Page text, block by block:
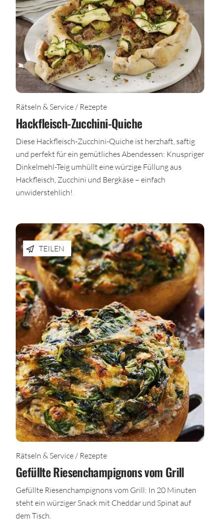
Rätseln & Service / Rezepte
Hackfleisch-Zucchini-Quiche
Diese Hackfleisch-Zucchini-Quiche ist herzhaft, saftig
und perfekt für ein gemütliches Abendessen: Knuspriger
Dinkelmehl-Teig umhüllt eine würzige Füllung aus
Hackfleisch, Zucchini und Bergkäse – einfach
unwiderstehlich!
TEILEN
Rätseln & Service / Rezepte
Gefüllte Riesenchampignons vom Grill
Gefüllte Riesenchampignons vom Grill: In 20 Minuten
steht ein würziger Snack mit Cheddar und Spinat auf
dem Tisch.